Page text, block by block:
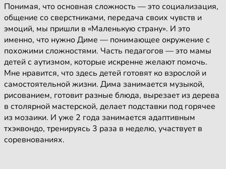
Понимая, что основная сложность — это социализация,
общение со сверстниками, передача своих чувств и
эмоций, мы пришли в «Маленькую страну». И это
именно, что нужно Диме — понимающее окружение с
похожими сложностями. Часть педагогов — это мамы
детей с аутизмом, которые искренне желают помочь.
Мне нравится, что здесь детей готовят ко взрослой и
самостоятельной жизни. Дима занимается музыкой,
рисованием, готовит разные блюда, вырезает из дерева
в столярной мастерской, делает подставки под горячее
из мозаики. И уже 2 года занимается адаптивным
тхэквондо, тренируясь 3 раза в неделю, участвует в
соревнованиях.